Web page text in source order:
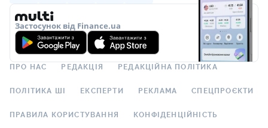
Застосунок від Finance.ua
ПРО НАС РЕДАКЦІЯ РЕДАКЦІЙНА ПОЛІТИКА
ПОЛІТИКА ШІ ЕКСПЕРТИ РЕКЛАМА СПЕЦПРОЄКТИ
ПРАВИЛА КОРИСТУВАННЯ КОНФІДЕНЦІЙНІСТЬ